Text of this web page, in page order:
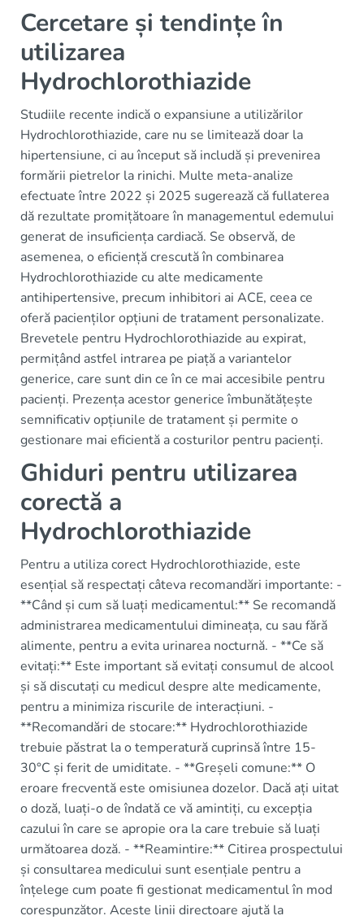
Cercetare și tendințe în
utilizarea
Hydrochlorothiazide
Studiile recente indică o expansiune a utilizărilor
Hydrochlorothiazide, care nu se limitează doar la
hipertensiune, ci au început să includă și prevenirea
formării pietrelor la rinichi. Multe meta-analize
efectuate între 2022 și 2025 sugerează că fullaterea
dă rezultate promițătoare în managementul edemului
generat de insuficiența cardiacă. Se observă, de
asemenea, o eficiență crescută în combinarea
Hydrochlorothiazide cu alte medicamente
antihipertensive, precum inhibitori ai ACE, ceea ce
oferă pacienților opțiuni de tratament personalizate.
Brevetele pentru Hydrochlorothiazide au expirat,
permițând astfel intrarea pe piață a variantelor
generice, care sunt din ce în ce mai accesibile pentru
pacienți. Prezența acestor generice îmbunătățește
semnificativ opțiunile de tratament și permite o
gestionare mai eficientă a costurilor pentru pacienți.
Ghiduri pentru utilizarea
corectă a
Hydrochlorothiazide
Pentru a utiliza corect Hydrochlorothiazide, este
esențial să respectați câteva recomandări importante: -
**Când și cum să luați medicamentul:** Se recomandă
administrarea medicamentului dimineața, cu sau fără
alimente, pentru a evita urinarea nocturnă. - **Ce să
evitați:** Este important să evitați consumul de alcool
și să discutați cu medicul despre alte medicamente,
pentru a minimiza riscurile de interacțiuni. -
**Recomandări de stocare:** Hydrochlorothiazide
trebuie păstrat la o temperatură cuprinsă între 15-
30°C și ferit de umiditate. - **Greșeli comune:** O
eroare frecventă este omisiunea dozelor. Dacă ați uitat
o doză, luați-o de îndată ce vă amintiți, cu excepția
cazului în care se apropie ora la care trebuie să luați
următoarea doză. - **Reamintire:** Citirea prospectului
și consultarea medicului sunt esențiale pentru a
înțelege cum poate fi gestionat medicamentul în mod
corespunzător. Aceste linii directoare ajută la